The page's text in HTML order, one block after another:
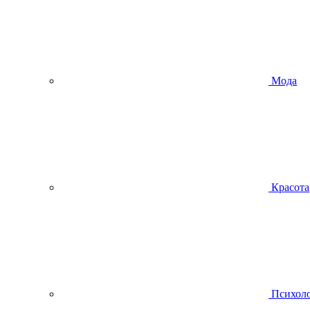
Мода
Красота